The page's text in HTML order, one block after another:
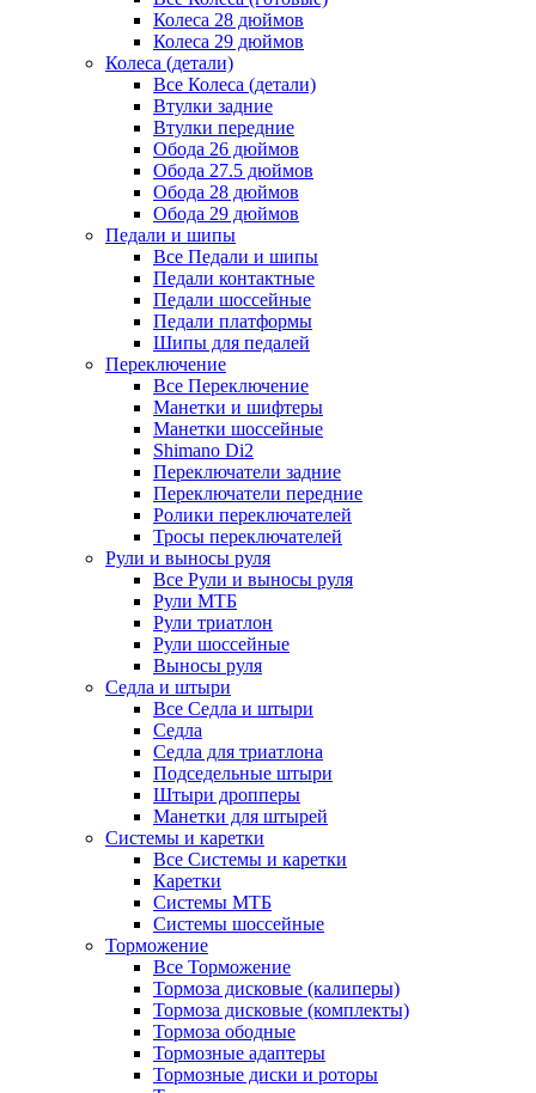
Колеса 28 дюймов
Колеса 29 дюймов
Колеса (детали)
Все Колеса (детали)
Втулки задние
Втулки передние
Обода 26 дюймов
Обода 27.5 дюймов
Обода 28 дюймов
Обода 29 дюймов
Педали и шипы
Все Педали и шипы
Педали контактные
Педали шоссейные
Педали платформы
Шипы для педалей
Переключение
Все Переключение
Манетки и шифтеры
Манетки шоссейные
Shimano Di2
Переключатели задние
Переключатели передние
Ролики переключателей
Тросы переключателей
Рули и выносы руля
Все Рули и выносы руля
Рули МТБ
Рули триатлон
Рули шоссейные
Выносы руля
Седла и штыри
Все Седла и штыри
Седла
Седла для триатлона
Подседельные штыри
Штыри дропперы
Манетки для штырей
Системы и каретки
Все Системы и каретки
Каретки
Системы МТБ
Системы шоссейные
Торможение
Все Торможение
Тормоза дисковые (калиперы)
Тормоза дисковые (комплекты)
Тормоза ободные
Тормозные адаптеры
Тормозные диски и роторы